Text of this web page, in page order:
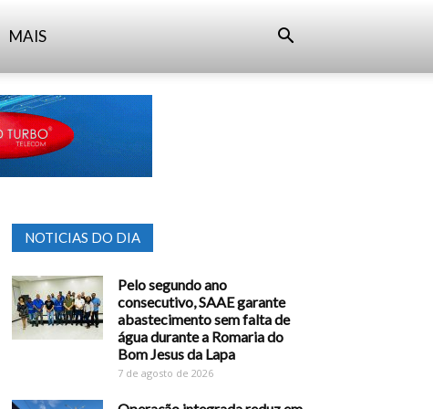
MAIS
NOTICIAS DO DIA
Pelo segundo ano
consecutivo, SAAE garante
abastecimento sem falta de
água durante a Romaria do
Bom Jesus da Lapa
7 de agosto de 2026